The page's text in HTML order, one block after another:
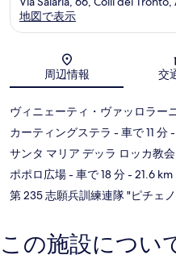
地図で表示
周辺情報 交
ヴィニェーティ・ヴァッロラー
カーティングステラ - 車で 11 分-
サンタ マリア デッラ ロッカ教会
ポポロ広場- 車で 18 分- 21.6 km
第 235 志願兵訓練連隊 "ピチェ
この施設につい